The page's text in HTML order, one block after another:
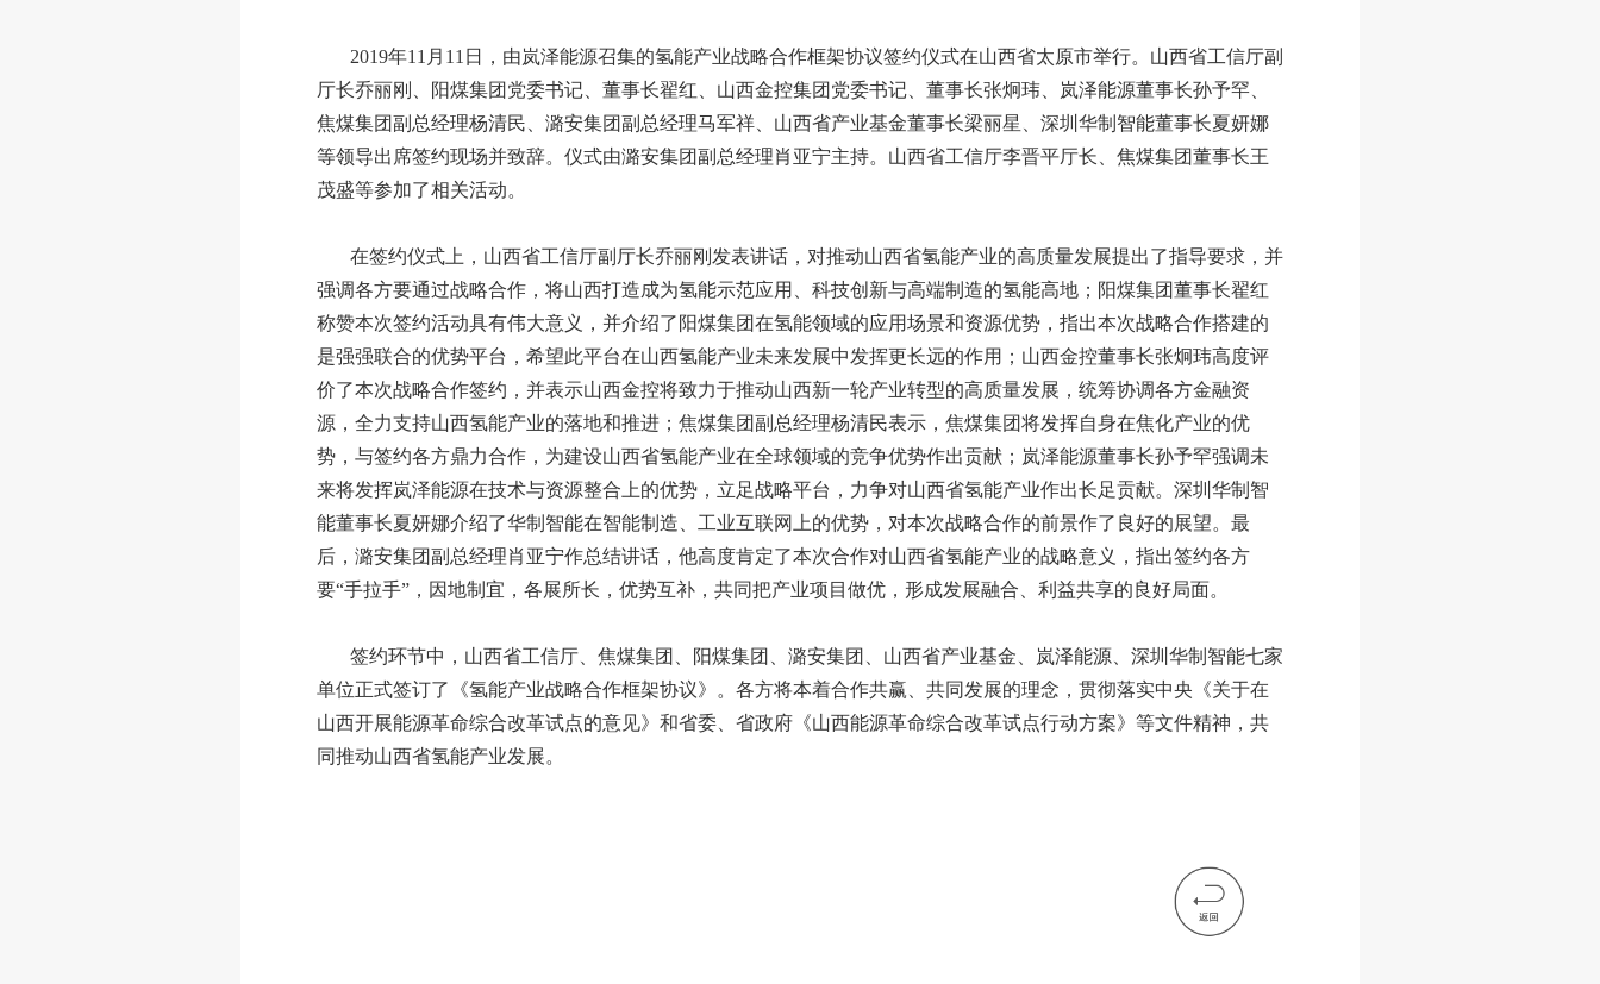
2019年11 月 11 日，由岚泽能源召集的氢能产业战略合作框架协议签约仪式在山西省太原市举行。山西省工信厅副
厅长乔丽刚、阳煤集团党委书记、董事长翟红、山西金控集团党委书记、董事长张炯玮、岚泽能源董事长孙予罕、
焦煤集团副总经理杨清民、潞安集团副总经理马军祥、山西省产业基金董事长梁丽星、深圳华制智能董事长夏妍娜
等领导出席签约现场并致辞。仪式由潞安集团副总经理肖亚宁主持。山西省工信厅李晋平厅长、焦煤集团董事长王
茂盛等参加了相关活动。
在签约仪式上，山西省工信厅副厅长乔丽刚发表讲话，对推动山西省氢能产业的高质量发展提出了指导要求，并
强调各方要通过战略合作，将山西打造成为氢能示范应用、科技创新与高端制造的氢能高地；阳煤集团董事长翟红
称赞本次签约活动具有伟大意义，并介绍了阳煤集团在氢能领域的应用场景和资源优势，指出本次战略合作搭建的
是强强联合的优势平台，希望此平台在山西氢能产业未来发展中发挥更长远的作用；山西金控董事长张炯玮高度评
价了本次战略合作签约，并表示山西金控将致力于推动山西新一轮产业转型的高质量发展，统筹协调各方金融资
源，全力支持山西氢能产业的落地和推进；焦煤集团副总经理杨清民表示，焦煤集团将发挥自身在焦化产业的优
势，与签约各方鼎力合作，为建设山西省氢能产业在全球领域的竞争优势作出贡献；岚泽能源董事长孙予罕强调未
来将发挥岚泽能源在技术与资源整合上的优势，立足战略平台，力争对山西省氢能产业作出长足贡献。深圳华制智
能董事长夏妍娜介绍了华制智能在智能制造、工业互联网上的优势，对本次战略合作的前景作了良好的展望。最
后，潞安集团副总经理肖亚宁作总结讲话，他高度肯定了本次合作对山西省氢能产业的战略意义，指出签约各方
要“手拉手”，因地制宜，各展所长，优势互补，共同把产业项目做优，形成发展融合、利益共享的良好局面。
签约环节中，山西省工信厅、焦煤集团、阳煤集团、潞安集团、山西省产业基金、岚泽能源、深圳华制智能七家
单位正式签订了《氢能产业战略合作框架协议》。各方将本着合作共赢、共同发展的理念，贯彻落实中央《关于在
山西开展能源革命综合改革试点的意见》和省委、省政府《山西能源革命综合改革试点行动方案》等文件精神，共
同推动山西省氢能产业发展。